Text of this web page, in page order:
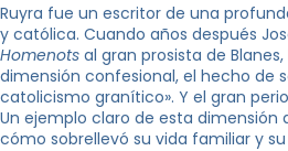
Ruyra fue un escritor de una
y católica. Cuando años después
Homenots al gran prosista de
dimensión confesional, el hecho de
catolicismo granítico». Y el gran
Un ejemplo claro de esta dimensión
cómo sobrellevó su vida familiar y